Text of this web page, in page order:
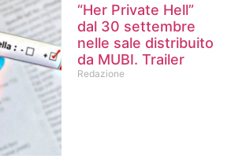
“Her Private Hell”
dal 30 settembre
nelle sale distribuito
da MUBI. Trailer
Redazione